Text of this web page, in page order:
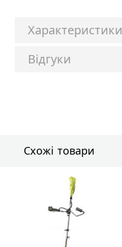
Характеристики
Відгуки
Схожі товари